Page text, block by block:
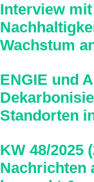
Interview
Wachstum
ENGIE und
Standorten
KW 48/2025
Nachrichten